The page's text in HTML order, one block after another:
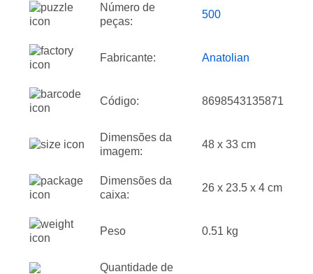
Número de
peças:
500
Fabricante: Anatolian
Código: 8698543135871
Dimensões da
imagem:
48 x 33 cm
Dimensões da
caixa:
26 x 23.5 x 4 cm
Peso 0.51 kg
Quantidade de